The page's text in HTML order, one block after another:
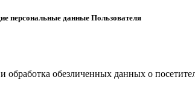
персональные данные Пользователя
обработка обезличенных данных о